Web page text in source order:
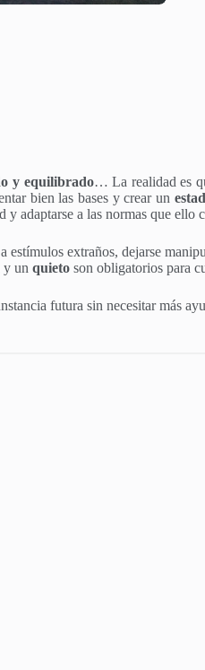
y equilibrado… La realidad es
bien las bases y crear un
y adaptarse a las normas que ello
estímulos extraños, dejarse
y un quieto son obligatorios para
futura sin necesitar más